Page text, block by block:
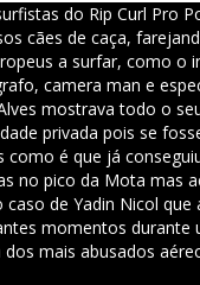
do Rip Curl Pro
cães de caça,
a surfar, como o
camera man e
mostrava todo o
privada pois se
é que já
no pico da Mota mas
caso de Yadin Nicol
momentos durante
mais abusados